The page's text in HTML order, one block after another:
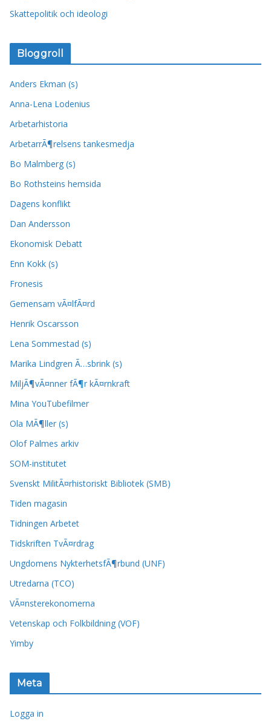
Skattepolitik och ideologi
Bloggroll
Anders Ekman (s)
Anna-Lena Lodenius
Arbetarhistoria
ArbetarrÃ¶relsens tankesmedja
Bo Malmberg (s)
Bo Rothsteins hemsida
Dagens konflikt
Dan Andersson
Ekonomisk Debatt
Enn Kokk (s)
Fronesis
Gemensam vÃ¤lfÃ¤rd
Henrik Oscarsson
Lena Sommestad (s)
Marika Lindgren Ã…sbrink (s)
MiljÃ¶vÃ¤nner fÃ¶r kÃ¤rnkraft
Mina YouTubefilmer
Ola MÃ¶ller (s)
Olof Palmes arkiv
SOM-institutet
Svenskt MilitÃ¤rhistoriskt Bibliotek (SMB)
Tiden magasin
Tidningen Arbetet
Tidskriften TvÃ¤rdrag
Ungdomens NykterhetsfÃ¶rbund (UNF)
Utredarna (TCO)
VÃ¤nsterekonomerna
Vetenskap och Folkbildning (VOF)
Yimby
Meta
Logga in